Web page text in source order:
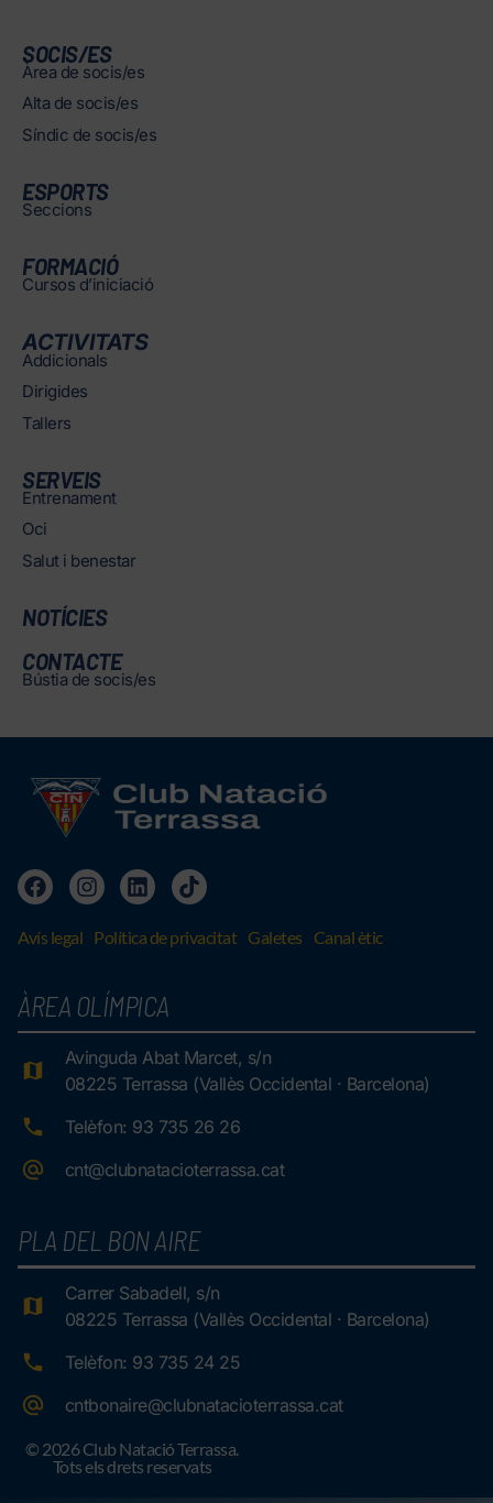
SOCIS/ES
Àrea de socis/es
Alta de socis/es
Síndic de socis/es
ESPORTS
Seccions
FORMACIÓ
Cursos d’iniciació
ACTIVITATS
Addicionals
Dirigides
Tallers
SERVEIS
Entrenament
Oci
Salut i benestar
NOTÍCIES
CONTACTE
Bústia de socis/es
Avís legal Política de privacitat Galetes Canal ètic
ÀREA OLÍMPICA
Avinguda Abat Marcet, s/n
08225 Terrassa (Vallès Occidental · Barcelona)
Telèfon: 93 735 26 26
cnt@clubnatacioterrassa.cat
PLA DEL BON AIRE
Carrer Sabadell, s/n
08225 Terrassa (Vallès Occidental · Barcelona)
Telèfon: 93 735 24 25
cntbonaire@clubnatacioterrassa.cat
© 2026 Club Natació Terrassa.
Tots els drets reservats